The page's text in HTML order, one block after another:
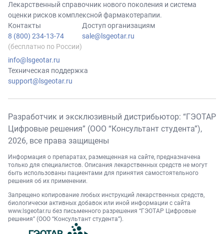
Лекарственный справочник нового поколения и система
оценки рисков комплексной фармакотерапии.
Контакты
8 (800) 234-13-74
(бесплатно по России)
info@lsgeotar.ru
Доступ организациям
sale@lsgeotar.ru
Техническая поддержка
support@lsgeotar.ru
Разработчик и эксклюзивный дистрибьютор: “ГЭОТАР
Цифровые решения” (ООО “Консультант студента”),
2026, все права защищены
Информация о препаратах, размещенная на сайте, предназначена
только для специалистов. Описания лекарственных средств не могут
быть использованы пациентами для принятия самостоятельного
решения об их применении.
Запрещено копирование любых инструкций лекарственных средств,
биологически активных добавок или иной информации с сайта
www.lsgeotar.ru без письменного разрешения “ГЭОТАР Цифровые
решения” (ООО “Консультант студента”).